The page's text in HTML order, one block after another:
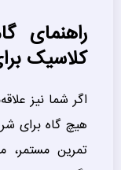
راهنمای
کلاسیک
اگر شما نیز
هیچ گاه برای
تمرین مستمر،